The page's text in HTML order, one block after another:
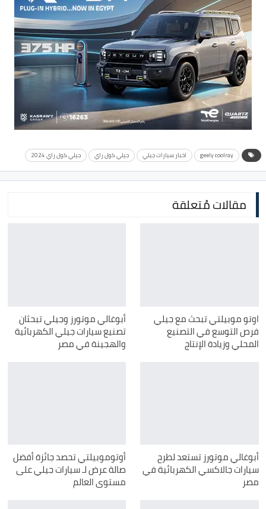
geely coolray اخبار سيارات جيلي جيلي كول راي جيلي كول راي 2024
مقالات مُتعلقة
اوتو موبيلتي تبحث مع جيلي
فرص التوسع في التصنيع
المحلي وزيادة الإنتاج
أبوغالي موتورز وجيلي تبحثان
تصنيع سيارات جيلي الكهربائية
والهجينة في مصر
أبوغالي موتورز تستعد لطرح
سيارات جالاكسي الكهربائية في
مصر
أوتوموبيلتي تحصد جائزة أفضل
صالة عرض لـ سيارات جيلي على
مستوى العالم